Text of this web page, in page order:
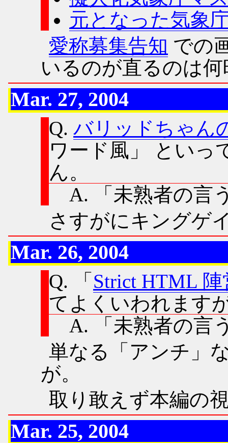
元となった気象
愛称募集告知 での
いるのが直るのは
Mar. 27, 2004
Q. バリッドちゃん
ワード風
といっ
ん。
A.
未熟者の言
さすがにキングゲ
Mar. 26, 2004
Q. 「 Strict HTML
てよくいわれます
A.
未熟者の言
単なる「アンチ」
が。
取り敢えず本編の
Mar. 25, 2004